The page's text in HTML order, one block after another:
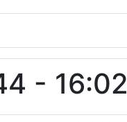
- 16:02